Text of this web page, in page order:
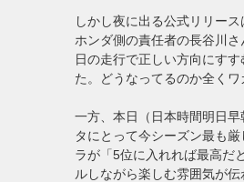
しかし夜に出る公式リリー
ホンダ側の責任者の長谷川
日の走行で正しい方向にす
た。どうなってるのか全くワ
一方、本日（日本時間明日
タにとって今シーズン最も
ラが「5位に入れれば最高だ
ルしながら楽しむ雰囲気が伝